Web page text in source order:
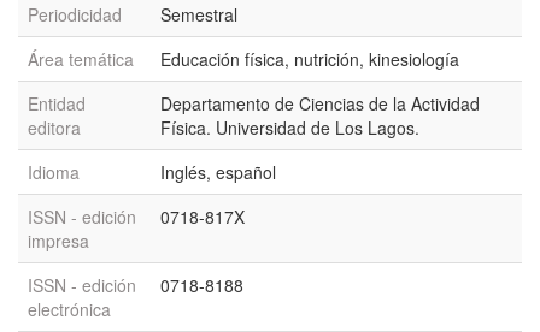
Periodicidad
Semestral
Área temática
Educación física, nutrición, kinesiología
Entidad
editora
Departamento de Ciencias de la Actividad
Física. Universidad de Los Lagos.
Idioma
Inglés, español
ISSN - edición
impresa
0718-817X
ISSN - edición
electrónica
0718-8188